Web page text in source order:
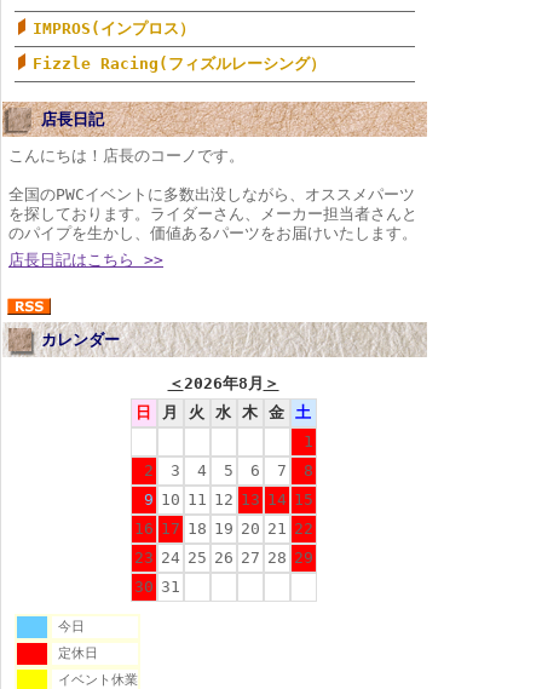
IMPROS(インプロス）
Fizzle Racing(フィズルレーシング）
店長日記
こんにちは！店長のコーノです。
全国のPWCイベントに多数出没しながら、オススメパーツ
を探しております。ライダーさん、メーカー担当者さんと
のパイプを生かし、価値あるパーツをお届けいたします。
店長日記はこちら >>
カレンダー
＜ 2026年8月 ＞
日
月 火 水 木 金
土
1
2
3 4 5 6 7
8
9 10 11 12 13 14 15
16 17 18 19 20 21
22
23 24 25 26 27 28 29
30 31
今日
定休日
イベント休業